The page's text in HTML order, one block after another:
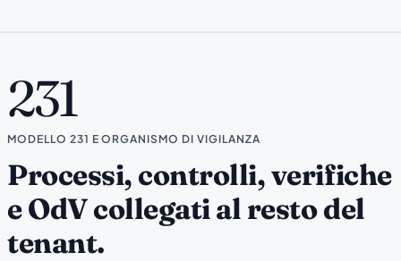
231
MODELLO 231 E ORGANISMO DI VIGILANZA
Processi, controlli, verifiche
e OdV collegati al resto del
tenant.